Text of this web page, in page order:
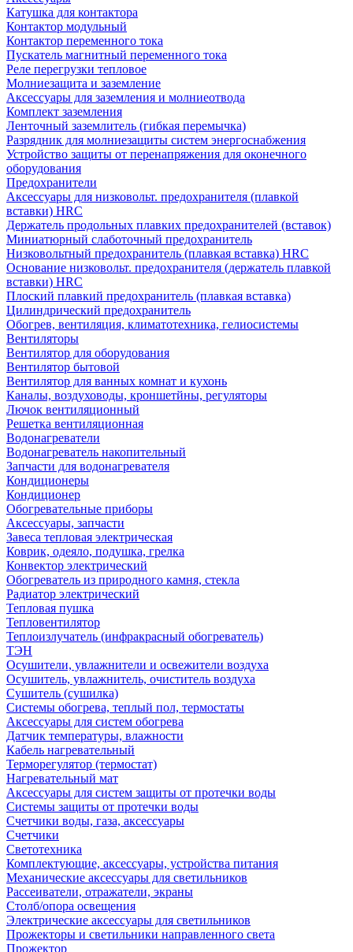
Катушка для контактора
Контактор модульный
Контактор переменного тока
Пускатель магнитный переменного тока
Реле перегрузки тепловое
Молниезащита и заземление
Аксессуары для заземления и молниеотвода
Комплект заземления
Ленточный заземлитель (гибкая перемычка)
Разрядник для молниезащиты систем энергоснабжения
Устройство защиты от перенапряжения для оконечного
оборудования
Предохранители
Аксессуары для низковольт. предохранителя (плавкой
вставки) HRC
Держатель продольных плавких предохранителей (вставок)
Миниатюрный слаботочный предохранитель
Низковольтный предохранитель (плавкая вставка) HRC
Основание низковольт. предохранителя (держатель плавкой
вставки) HRC
Плоский плавкий предохранитель (плавкая вставка)
Цилиндрический предохранитель
Обогрев, вентиляция, климатотехника, гелиосистемы
Вентиляторы
Вентилятор для оборудования
Вентилятор бытовой
Вентилятор для ванных комнат и кухонь
Каналы, воздуховоды, кроншетйны, регуляторы
Лючок вентиляционный
Решетка вентиляционная
Водонагреватели
Водонагреватель накопительный
Запчасти для водонагревателя
Кондиционеры
Кондиционер
Обогревательные приборы
Аксессуары, запчасти
Завеса тепловая электрическая
Коврик, одеяло, подушка, грелка
Конвектор электрический
Обогреватель из природного камня, стекла
Радиатор электрический
Тепловая пушка
Тепловентилятор
Теплоизлучатель (инфракрасный обогреватель)
ТЭН
Осушители, увлажнители и освежители воздуха
Осушитель, увлажнитель, очиститель воздуха
Сушитель (сушилка)
Системы обогрева, теплый пол, термостаты
Аксессуары для систем обогрева
Датчик температуры, влажности
Кабель нагревательный
Терморегулятор (термостат)
Нагревательный мат
Аксессуары для систем защиты от протечки воды
Системы защиты от протечки воды
Счетчики воды, газа, аксессуары
Счетчики
Светотехника
Комплектующие, аксессуары, устройства питания
Механические аксессуары для светильников
Рассеиватели, отражатели, экраны
Столб/опора освещения
Электрические аксессуары для светильников
Прожекторы и светильники направленного света
Прожектор